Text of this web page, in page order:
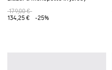
179,00 €
134,25 €
-25%